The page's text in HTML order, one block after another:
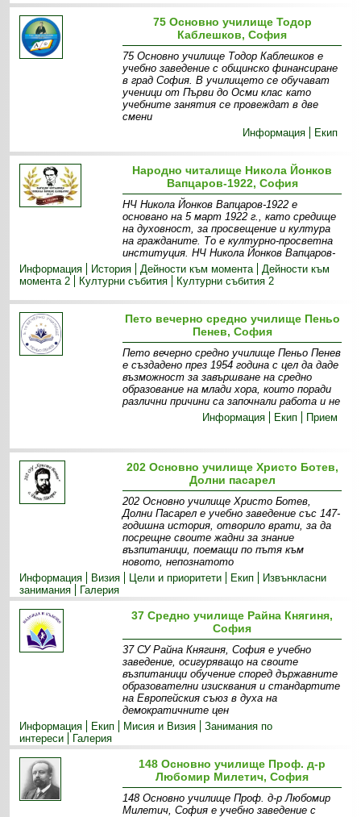
75 Основно училище Тодор
Каблешков, София
75 Основно училище Тодор Каблешков е
учебно заведение с общинско финансиране
в град София. В училището се обучават
ученици от Първи до Осми клас като
учебните занятия се провеждат в две
смени
Информация
Екип
Народно читалище Никола Йонков
Вапцаров-1922, София
НЧ Никола Йонков Вапцаров-1922 е
основано на 5 март 1922 г., като средище
на духовност, за просвещение и култура
на гражданите. То е културно-просветна
институция. НЧ Никола Йонков Вапцаров-
Информация
История Дейности към момента
Дейности към
момента 2
Културни събития Културни събития 2
Пето вечерно средно училище Пеньо
Пенев, София
Пето вечерно средно училище Пеньо Пенев
е създадено през 1954 година с цел да даде
възможност за завършване на средно
образование на млади хора, които поради
различни причини са започнали работа и не
Информация
Екип Прием
202 Основно училище Христо Ботев,
Долни пасарел
202 Основно училище Христо Ботев,
Долни Пасарел е учебно заведение със 147-
годишна история, отворило врати, за да
посрещне своите жадни за знание
възпитаници, поемащи по пътя към
новото, непознатото
Информация
Визия Цели и приоритети Екип
Извънкласни
занимания
Галерия
37 Средно училище Райна Княгиня,
София
37 СУ Райна Княгиня, София е учебно
заведение, осигуряващо на своите
възпитаници обучение според държавните
образователни изисквания и стандартите
на Европейския съюз в духа на
демократичните цен
Информация
Екип Мисия и Визия
Занимания по
интереси
Галерия
148 Основно училище Проф. д-р
Любомир Милетич, София
148 Основно училище Проф. д-р Любомир
Милетич, София е учебно заведение с